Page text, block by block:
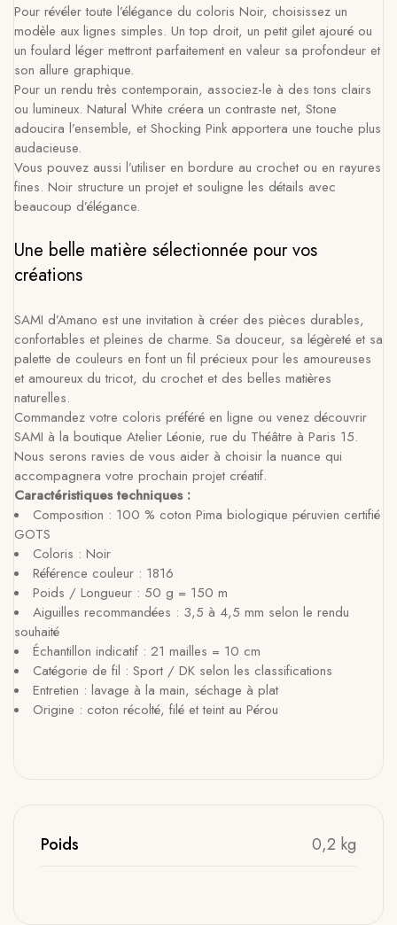
Pour révéler toute l’élégance du coloris Noir, choisissez un
modèle aux lignes simples. Un top droit, un petit gilet ajouré ou
un foulard léger mettront parfaitement en valeur sa profondeur et
son allure graphique.
Pour un rendu très contemporain, associez-le à des tons clairs
ou lumineux. Natural White créera un contraste net, Stone
adoucira l’ensemble, et Shocking Pink apportera une touche plus
audacieuse.
Vous pouvez aussi l’utiliser en bordure au crochet ou en rayures
fines. Noir structure un projet et souligne les détails avec
beaucoup d’élégance.
Une belle matière sélectionnée pour vos
créations
SAMI d’Amano est une invitation à créer des pièces durables,
confortables et pleines de charme. Sa douceur, sa légèreté et sa
palette de couleurs en font un fil précieux pour les amoureuses
et amoureux du tricot, du crochet et des belles matières
naturelles.
Commandez votre coloris préféré en ligne ou venez découvrir
SAMI à la boutique Atelier Léonie, rue du Théâtre à Paris 15.
Nous serons ravies de vous aider à choisir la nuance qui
accompagnera votre prochain projet créatif.
Caractéristiques techniques :
Composition : 100 % coton Pima biologique péruvien certifié
GOTS
Coloris : Noir
Référence couleur : 1816
Poids / Longueur : 50 g = 150 m
Aiguilles recommandées : 3,5 à 4,5 mm selon le rendu
souhaité
Échantillon indicatif : 21 mailles = 10 cm
Catégorie de fil : Sport / DK selon les classifications
Entretien : lavage à la main, séchage à plat
Origine : coton récolté, filé et teint au Pérou
Poids 0,2 kg